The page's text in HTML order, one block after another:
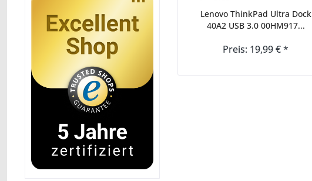
Lenovo ThinkPad Ultra Dock
40A2 USB 3.0 00HM917...
Preis: 19,99 € *